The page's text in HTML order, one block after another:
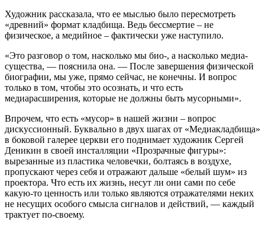
Художник рассказала, что ее мыслью было пересмотреть
«древний» формат кладбища. Ведь бессмертие – не
физическое, а медийное – фактически уже наступило.
«Это разговор о том, насколько мы био-, а насколько медиа-
существа, — пояснила она. — После завершения физической
биографии, мы уже, прямо сейчас, не конечны. И вопрос
только в том, чтобы это осознать, и что есть
медиарасширения, которые не должны быть мусорными».
Впрочем, что есть «мусор» в нашей жизни – вопрос
дискуссионный. Буквально в двух шагах от «Медиакладбища»
в боковой галерее церкви его поднимает художник Сергей
Деникин в своей инсталляции «Прозрачные фигуры»:
вырезанные из пластика человечки, болтаясь в воздухе,
пропускают через себя и отражают дальше «белый шум» из
проектора. Что есть их жизнь, несут ли они сами по себе
какую-то ценность или только являются отражателями неких
не несущих особого смысла сигналов и действий, — каждый
трактует по-своему.